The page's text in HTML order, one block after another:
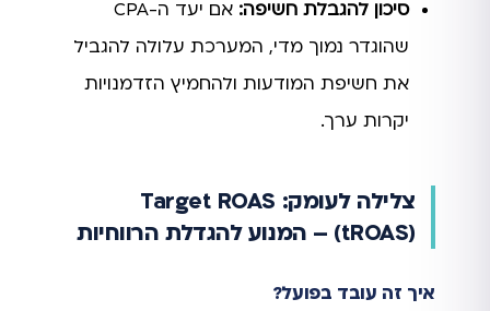
סיכון להגבלת חשיפה:
אם יעד ה-CPA
שהוגדר נמוך מדי, המערכת עלולה להגביל
את חשיפת המודעות ולהחמיץ הזדמנויות
יקרות ערך.
צלילה לעומק: Target ROAS
(tROAS) – המנוע להגדלת הרווחיות
איך זה עובד בפועל?